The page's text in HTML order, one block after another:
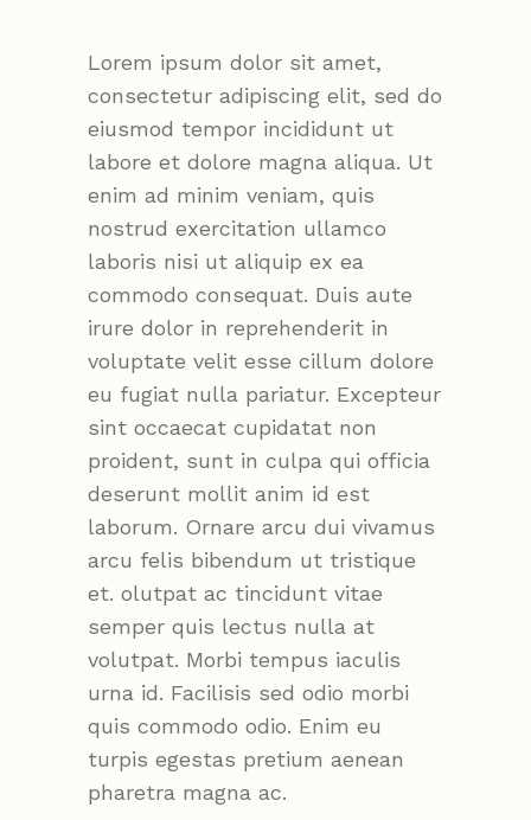
Lorem ipsum dolor sit amet,
consectetur adipiscing elit, sed do
eiusmod tempor incididunt ut
labore et dolore magna aliqua. Ut
enim ad minim veniam, quis
nostrud exercitation ullamco
laboris nisi ut aliquip ex ea
commodo consequat. Duis aute
irure dolor in reprehenderit in
voluptate velit esse cillum dolore
eu fugiat nulla pariatur. Excepteur
sint occaecat cupidatat non
proident, sunt in culpa qui officia
deserunt mollit anim id est
laborum. Ornare arcu dui vivamus
arcu felis bibendum ut tristique
et. olutpat ac tincidunt vitae
semper quis lectus nulla at
volutpat. Morbi tempus iaculis
urna id. Facilisis sed odio morbi
quis commodo odio. Enim eu
turpis egestas pretium aenean
pharetra magna ac.